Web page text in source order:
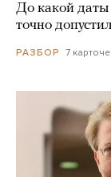
До какой
точно
РАЗБОР 7